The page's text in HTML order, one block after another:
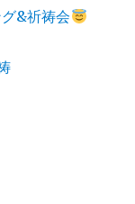
&祈祷会